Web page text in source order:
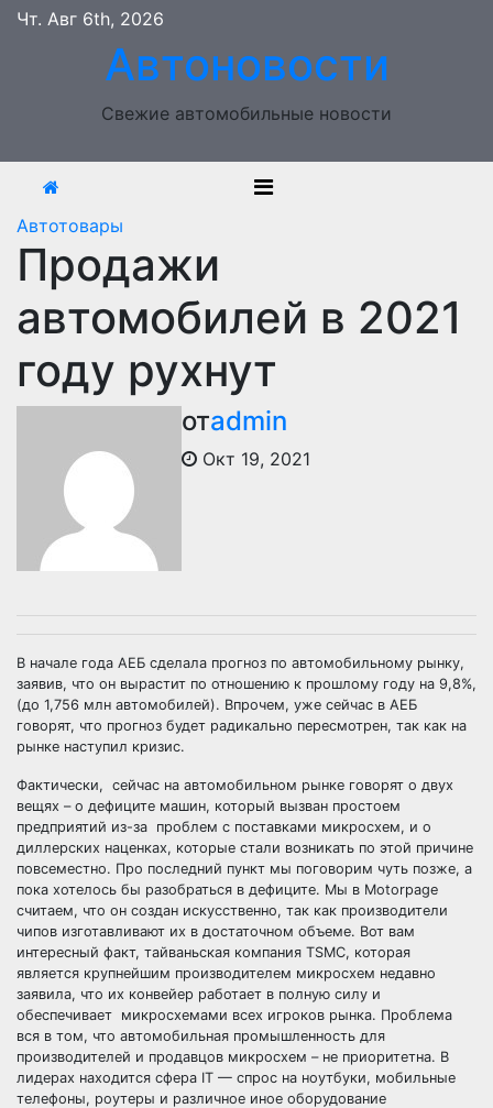
Перейти
содержимому
Чт. Авг 6th, 2026
Автоновости
Свежие автомобильные новости
Автотовары
Продажи
автомобилей в 2021
году рухнут
отadmin
Окт 19, 2021
В начале года АЕБ сделала прогноз по автомобильному рынку,
заявив, что он вырастит по отношению к прошлому году на 9,8%,
(до 1,756 млн автомобилей). Впрочем, уже сейчас в АЕБ
говорят, что прогноз будет радикально пересмотрен, так как на
рынке наступил кризис.
Фактически, сейчас на автомобильном рынке говорят о двух
вещях – о дефиците машин, который вызван простоем
предприятий из-за проблем с поставками микросхем, и о
диллерских наценках, которые стали возникать по этой причине
повсеместно. Про последний пункт мы поговорим чуть позже, а
пока хотелось бы разобраться в дефиците. Мы в Motorpage
считаем, что он создан искусственно, так как производители
чипов изготавливают их в достаточном объеме. Вот вам
интересный факт, тайваньская компания TSMC, которая
является крупнейшим производителем микросхем недавно
заявила, что их конвейер работает в полную силу и
обеспечивает микросхемами всех игроков рынка. Проблема
вся в том, что автомобильная промышленность для
производителей и продавцов микросхем – не приоритетна. В
лидерах находится сфера IT — спрос на ноутбуки, мобильные
телефоны, роутеры и различное иное оборудование